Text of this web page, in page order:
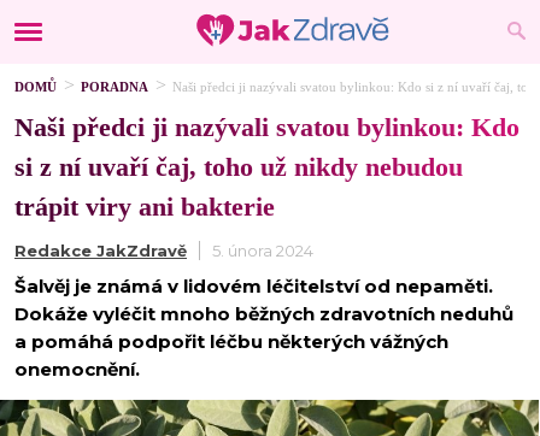
DOMŮ PORADNA Naši předci ji nazývali svatou bylinkou: Kdo si z ní uvaří čaj,
Naši předci ji nazývali svatou bylinkou: Kdo
si z ní uvaří čaj, toho už nikdy nebudou
trápit viry ani bakterie
Redakce JakZdravě 5. února 2024
Šalvěj je známá v lidovém léčitelství od nepaměti.
Dokáže vyléčit mnoho běžných zdravotních neduhů
a pomáhá podpořit léčbu některých vážných
onemocnění.